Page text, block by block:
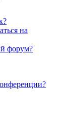
на
форум?